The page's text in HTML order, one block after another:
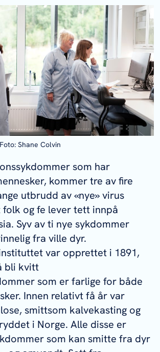
Shane Colvin
som har
kommer tre av fire
utbrudd av «nye» virus
og fe lever tett innpå
Syv av ti nye sykdommer
fra ville dyr.
var opprettet i 1891,
bli kvitt
som er farlige for både
Innen relativt få år var
smittsom kalvekasting og
i Norge. Alle disse er
som kan smitte fra dyr